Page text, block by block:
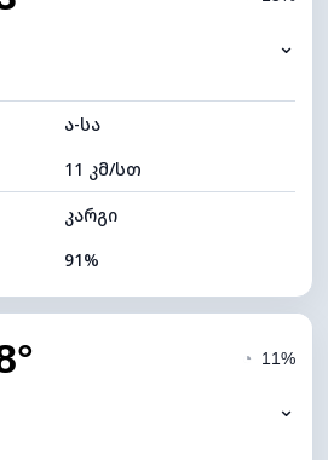
0 (ბნელი)
10320 მ
⌄
ა-სა
11 კმ/სთ
კარგი
91%
◔ 11%
⌄